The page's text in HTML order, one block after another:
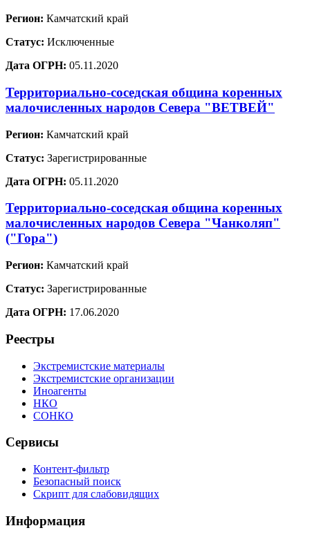
Регион: Камчатский край
Статус: Исключенные
Дата ОГРН: 05.11.2020
Территориально-соседская община коренных
малочисленных народов Севера "ВЕТВЕЙ"
Регион: Камчатский край
Статус: Зарегистрированные
Дата ОГРН: 05.11.2020
Территориально-соседская община коренных
малочисленных народов Севера "Чанколяп"
("Гора")
Регион: Камчатский край
Статус: Зарегистрированные
Дата ОГРН: 17.06.2020
Реестры
Экстремистские материалы
Экстремистские организации
Иноагенты
НКО
СОНКО
Сервисы
Контент-фильтр
Безопасный поиск
Скрипт для слабовидящих
Информация